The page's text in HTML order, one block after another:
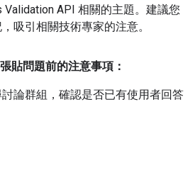
API 相關的主題。建議您
吸引相關技術專家的注意。
貼問題前的注意事項：
論群組，確認是否已有使用者回答